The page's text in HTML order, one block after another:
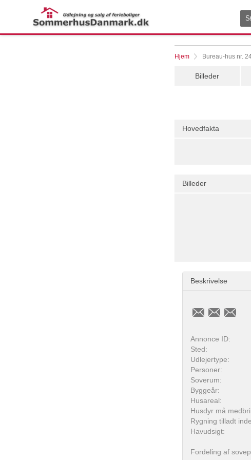
Hjem Bureau-hus nr.
Billeder
Hovedfakta
Billeder
Beskrivelse
Annonce ID:
Sted:
Udlejertype:
Personer:
Soverum:
Byggeår:
Husareal:
Husdyr må
Rygning tilladt
Havudsigt:
Fordeling af